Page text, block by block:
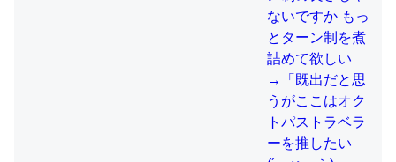
これを元に考えるとカルシウムを大量に使う脊椎動物と貝
類は苦労してるんだな…。腹足類だと殻を無くしてナメク
─ニュース :: 【研究発表】昆虫学の大問題＝「昆虫はなぜ海にいな